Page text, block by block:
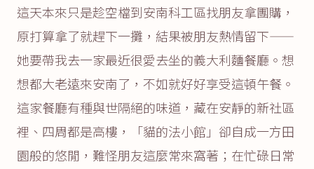
這天本來只是趁空檔到安南科工區找朋友拿團購，
原打算拿了就趕下一攤，結果被朋友熱情留下——
她要帶我去一家最近很愛去坐的義大利麵餐廳。想
想都大老遠來安南了，不如就好好享受這頓午餐。
這家餐廳有種與世隔絕的味道，藏在安靜的新社區
裡、四周都是高樓，「貓的法小館」卻自成一方田
園般的悠閒，難怪朋友這麼常來窩著；在忙碌日常